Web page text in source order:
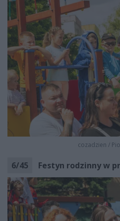
cozadzien /
6/45 Festyn rodzinny w